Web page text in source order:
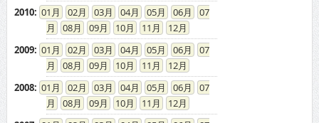
2010: 01 02 03 04 05 06
07
08
09 10 11
12
2009: 01 02 03 04 05 06
07
08
09 10 11
12
2008: 01 02 03 04 05 06
07
08
09 10 11
12